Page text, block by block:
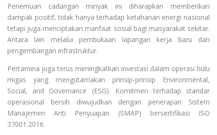
Penemuan cadangan minyak ini diharapkan memberikan
dampak positif, tidak hanya terhadap ketahanan energi nasional
tetapi juga menciptakan manfaat sosial bagi masyarakat sekitar.
Antara lain melalui pembukaan lapangan kerja baru dan
pengembangan infrastruktur.
Pertamina juga terus meningkatkan investasi dalam operasi hulu
migas yang mengutamakan prinsip-prinsip Environmental,
Social, and Governance (ESG). Komitmen terhadap standar
operasional bersih diwujudkan dengan penerapan Sistem
Manajemen Anti Penyuapan (SMAP) bersertifikasi ISO
37001:2016.